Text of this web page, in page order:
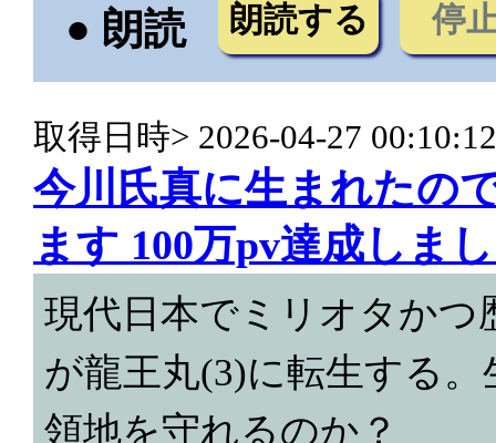
● 朗読 朗読する 停
取得日時> 2026-04-27 00:10:12
今川氏真に生まれたの
ます 100万pv達成しま
現代日本でミリオタかつ
が龍王丸(3)に転生する
領地を守れるのか？